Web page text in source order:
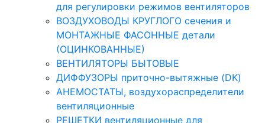
для регулировки режимов вентиляторов
ВОЗДУХОВОДЫ КРУГЛОГО сечения и
МОНТАЖНЫЕ ФАСОННЫЕ детали
(ОЦИНКОВАННЫЕ)
ВЕНТИЛЯТОРЫ БЫТОВЫЕ
ДИФФУЗОРЫ приточно-вытяжные (DK)
АНЕМОСТАТЫ, воздухораспределители
вентиляционные
РЕШЕТКИ вентиляционные для